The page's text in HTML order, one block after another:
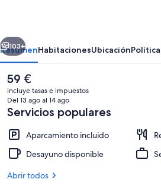
Spray
Pool
Zilinan)
Siguiente
103+
ResumenHabitacionesUbicación
El
precio
actual
es
de
59 €
59 €
incluye tasas e impuestos
Del 13 ago al 14 ago
Servicios populares
Aparcamiento incluido
Desayuno disponible
Abrir todos